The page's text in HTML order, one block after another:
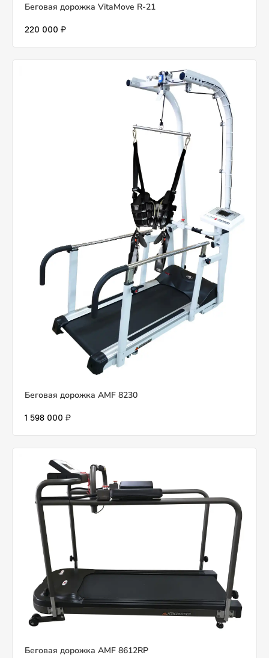
Беговая дорожка VitaMove R-21
220 000 ₽
Беговая дорожка AMF 8230
1 598 000 ₽
Беговая дорожка AMF 8612RP